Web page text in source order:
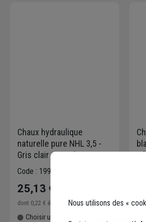
Chaux hydraulique
naturelle pure NHL 3,5 -
Gris clair - Sac de 35 KG
Code : 199522-1
25,13 €
dont 0,22 € éco-contribution
Choisir une agence pour
Nous utilisons des «